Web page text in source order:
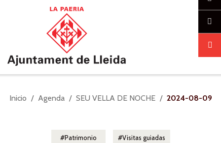
Usted
Inicio Agenda SEU VELLA DE NOCHE 2024-08-09
Patrimonio Visitas guiadas